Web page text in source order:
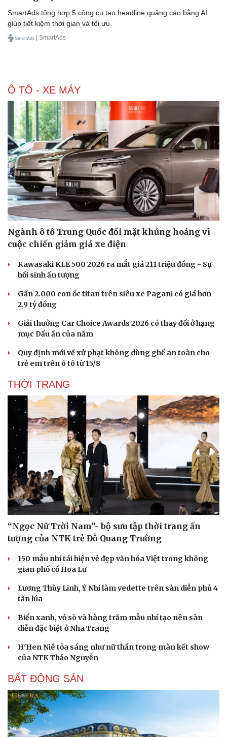
Doanh nghiệp 24h
Doanh nhân
Tin Công nghệ
Sức khỏe
Dinh dưỡng - món ngon
Cây thuốc
Sản phụ khoa
Nhi khoa
Tình yêu - Gia đình
SmartAds tổng hợp 5 công cụ tạo headline quảng cáo bằng AI
giúp tiết kiệm thời gian và tối ưu.
| SmartAds
Ô TÔ - XE MÁY
Ngành ô tô Trung Quốc đối mặt khủng hoảng vì
cuộc chiến giảm giá xe điện
Kawasaki KLE 500 2026 ra mắt giá 211 triệu đồng - Sự
hồi sinh ấn tượng
Gần 2.000 con ốc titan trên siêu xe Pagani có giá hơn
2,9 tỷ đồng
Giải thưởng Car Choice Awards 2026 có thay đổi ở hạng
mục Dấu ấn của năm
Quy định mới về xử phạt không dùng ghế an toàn cho
trẻ em trên ô tô từ 15/8
THỜI TRANG
“Ngọc Nữ Trời Nam”- bộ sưu tập thời trang ấn
tượng của NTK trẻ Đỗ Quang Trường
150 mẫu nhí tái hiện vẻ đẹp văn hóa Việt trong không
gian phố cổ Hoa Lư
Lương Thùy Linh, Ý Nhi làm vedette trên sàn diễn phủ 4
tấn lúa
Biển xanh, vỏ sò và hàng trăm mẫu nhí tạo nên sàn
diễn đặc biệt ở Nha Trang
H'Hen Niê tỏa sáng như nữ thần trong màn kết show
của NTK Thảo Nguyễn
BẤT ĐỘNG SẢN